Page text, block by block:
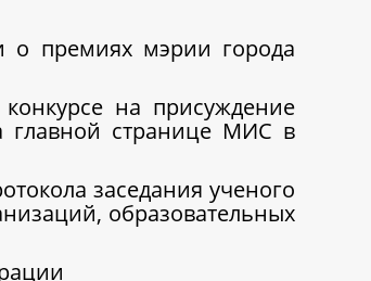
о премиях мэрии города
на присуждение
главной странице МИС в
заседания ученого
образовательных